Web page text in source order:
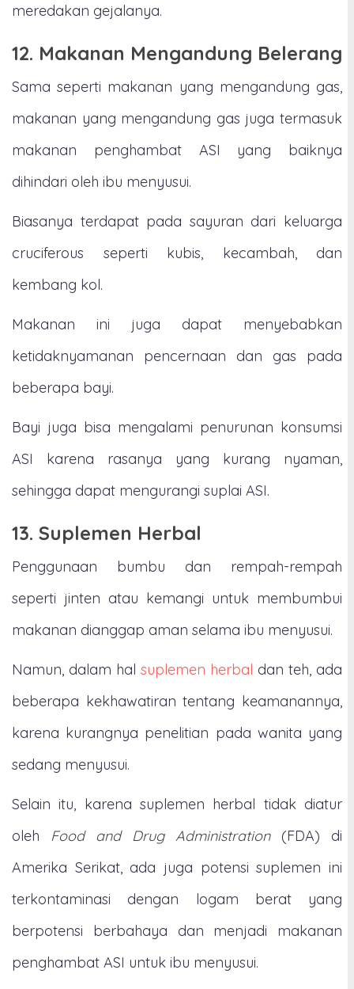
meredakan gejalanya.
12. Makanan Mengandung Belerang
Sama seperti makanan yang mengandung gas,
makanan yang mengandung gas juga termasuk
makanan penghambat ASI yang baiknya
dihindari oleh ibu menyusui.
Biasanya terdapat pada sayuran dari keluarga
cruciferous seperti kubis, kecambah, dan
kembang kol.
Makanan ini juga dapat menyebabkan
ketidaknyamanan pencernaan dan gas pada
beberapa bayi.
Bayi juga bisa mengalami penurunan konsumsi
ASI karena rasanya yang kurang nyaman,
sehingga dapat mengurangi suplai ASI.
13. Suplemen Herbal
Penggunaan bumbu dan rempah-rempah
seperti jinten atau kemangi untuk membumbui
makanan dianggap aman selama ibu menyusui.
Namun, dalam hal suplemen herbal dan teh, ada
beberapa kekhawatiran tentang keamanannya,
karena kurangnya penelitian pada wanita yang
sedang menyusui.
Selain itu, karena suplemen herbal tidak diatur
oleh Food and Drug Administration(FDA) di
Amerika Serikat, ada juga potensi suplemen ini
terkontaminasi dengan logam berat yang
berpotensi berbahaya dan menjadi makanan
penghambat ASI untuk ibu menyusui.